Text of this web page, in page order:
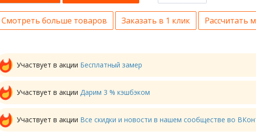
Смотреть больше товаров Заказать в 1 клик Рассчитать
Участвует в акции Бесплатный замер
Участвует в акции Дарим 3 % кэшбэком
Участвует в акции Все скидки и новости в нашем сообществе во